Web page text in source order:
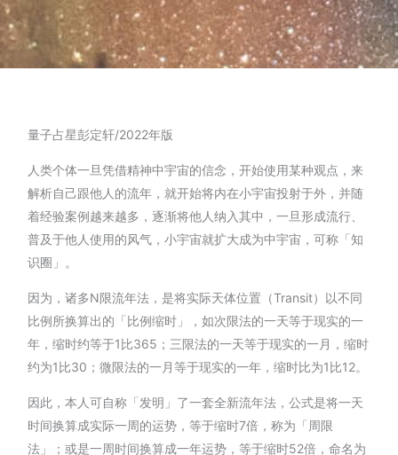
量子占星彭定轩/2022年版
人类个体一旦凭借精神中宇宙的信念，开始使用某种观点，来
解析自己跟他人的流年，就开始将内在小宇宙投射于外，并随
着经验案例越来越多，逐渐将他人纳入其中，一旦形成流行、
普及于他人使用的风气，小宇宙就扩大成为中宇宙，可称「知
识圈」。
因为，诸多N限流年法，是将实际天体位置（Transit）以不同
比例所换算出的「比例缩时」，如次限法的一天等于现实的一
年，缩时约等于1比365；三限法的一天等于现实的一月，缩时
约为1比30；微限法的一月等于现实的一年，缩时比为1比12。
因此，本人可自称「发明」了一套全新流年法，公式是将一天
时间换算成实际一周的运势，等于缩时7倍，称为「周限
法」；或是一周时间换算成一年运势，等于缩时52倍，命名为